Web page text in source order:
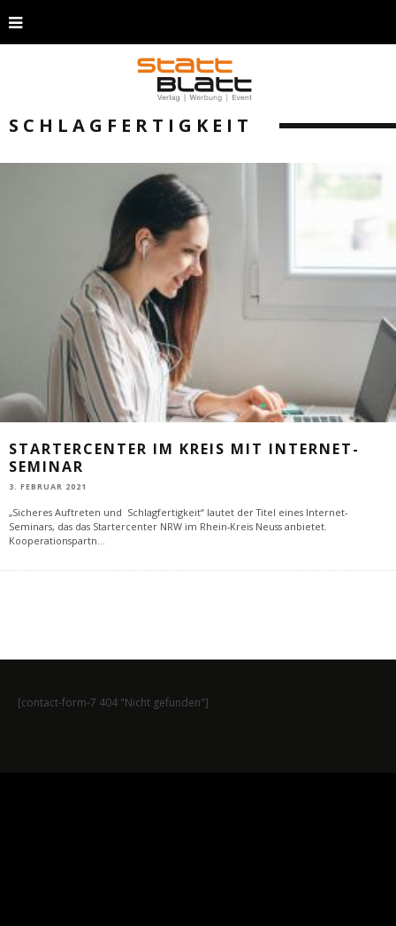
SCHLAGFERTIGKEIT
STARTERCENTER IM KREIS MIT INTERNET-
SEMINAR
3. FEBRUAR 2021
„Sicheres Auftreten und Schlagfertigkeit“ lautet der Titel eines Internet-
Seminars, das das Startercenter NRW im Rhein-Kreis Neuss anbietet.
Kooperationspartn...
[contact-form-7 404 "Nicht gefunden"]